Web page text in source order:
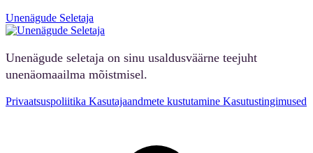
Unenägude Seletaja
Unenägude seletaja on sinu usaldusväärne teejuht
unenäomaailma mõistmisel.
Privaatsuspoliitika Kasutajaandmete kustutamine Kasutustingimused